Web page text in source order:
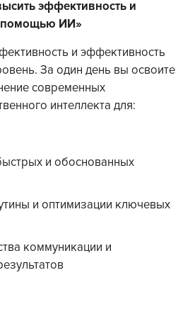
эффективность и
помощью ИИ»
и эффективность
За один день вы освоите
современных
интеллекта для:
и обоснованных
и оптимизации ключевых
коммуникации и